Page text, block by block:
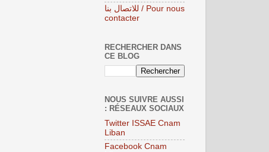
للاتصال بنا / Pour nous
contacter
RECHERCHER DANS
CE BLOG
NOUS SUIVRE AUSSI
: RÉSEAUX SOCIAUX
Twitter ISSAE Cnam
Liban
Facebook Cnam